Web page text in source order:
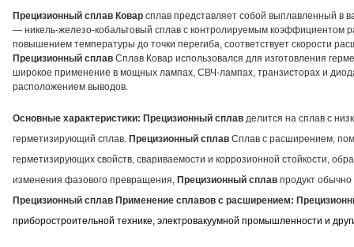
Прецизионный сплав Ковар сплав представляет собой выплавленный в
— никель-железо-кобальтовый сплав с контролируемым коэффициентом
повышением температуры до точки перегиба, соответствует скорости
Прецизионный сплав Сплав Ковар использовался для изготовления
широкое применение в мощных лампах, СВЧ-лампах, транзисторах и
расположением выводов.
Основные характеристики: Прецизионный сплав делится на сплав с
герметизирующий сплав. Прецизионный сплав Сплав с расширением,
герметизирующих свойств, свариваемости и коррозионной стойкости,
изменения фазового превращения, Прецизионный сплав продукт обычно
Прецизионный сплав Применение сплавов с расширением:
приборостроительной технике, электровакуумной промышленности и